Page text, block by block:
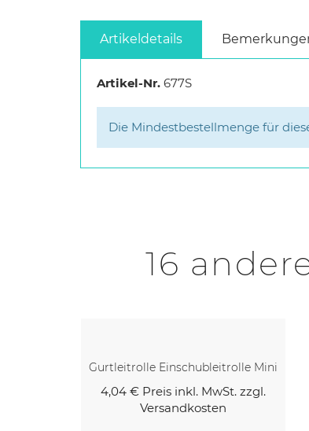
Artikeldetails
Artikel-Nr. 677S
Die Mindestbestellmenge für
16
Steckleitrolle Mini Mit
Kunststoffrolle Mit Oder...
Preis inkl. MwSt. zzgl.